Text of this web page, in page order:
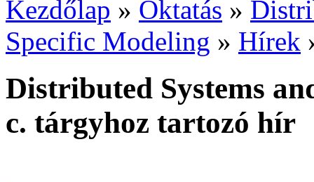
Kezdőlap » Oktatás »
Specific Modeling » Hírek
Distributed Systems
c. tárgyhoz tartozó hír